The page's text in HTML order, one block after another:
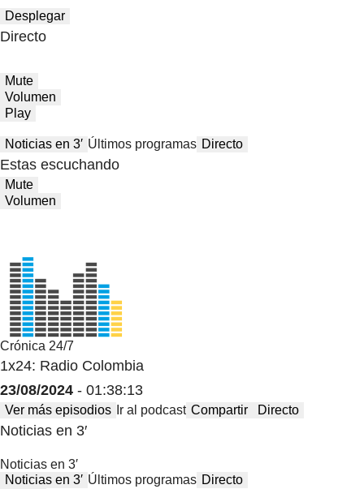
Desplegar
Directo
Mute
Volumen
Play
Noticias en 3′ Últimos programas Directo
Estas escuchando
Mute
Volumen
Crónica 24/7
1x24: Radio Colombia
23/08/2024 - 01:38:13
Ver más episodios Ir al podcast Compartir Directo
Noticias en 3′
Noticias en 3′
Noticias en 3′ Últimos programas Directo